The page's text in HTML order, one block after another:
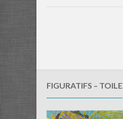
FIGURATIFS – TOILE